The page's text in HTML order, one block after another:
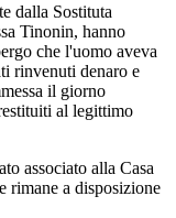
dalla Sostituta
Tinonin, hanno
che l'uomo aveva
rinvenuti denaro e
il giorno
al legittimo
associato alla Casa
rimane a disposizione